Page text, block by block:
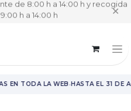
de 8:00 h a 14:00 h y recogida
h a 14:00 h
✕
EN TODA LA WEB·HASTA EL 31 DE